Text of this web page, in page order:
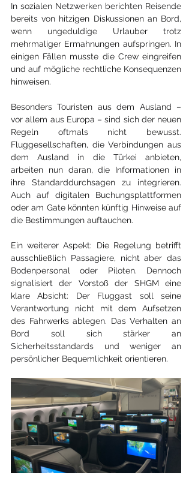
In sozialen Netzwerken berichten Reisende
bereits von hitzigen Diskussionen an Bord,
wenn ungeduldige Urlauber trotz
mehrmaliger Ermahnungen aufspringen. In
einigen Fällen musste die Crew eingreifen
und auf mögliche rechtliche Konsequenzen
hinweisen.
Besonders Touristen aus dem Ausland –
vor allem aus Europa – sind sich der neuen
Regeln oftmals nicht bewusst.
Fluggesellschaften, die Verbindungen aus
dem Ausland in die Türkei anbieten,
arbeiten nun daran, die Informationen in
ihre Standarddurchsagen zu integrieren.
Auch auf digitalen Buchungsplattformen
oder am Gate könnten künftig Hinweise auf
die Bestimmungen auftauchen.
Ein weiterer Aspekt: Die Regelung betrifft
ausschließlich Passagiere, nicht aber das
Bodenpersonal oder Piloten. Dennoch
signalisiert der Vorstoß der SHGM eine
klare Absicht: Der Fluggast soll seine
Verantwortung nicht mit dem Aufsetzen
des Fahrwerks ablegen. Das Verhalten an
Bord soll sich stärker an
Sicherheitsstandards und weniger an
persönlicher Bequemlichkeit orientieren.